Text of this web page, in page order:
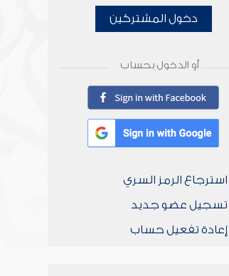
دخول المشتركين
أو الدخول بحساب
استرجاع الرمز السري
تسجيل عضو جديد
إعادة تفعيل حساب